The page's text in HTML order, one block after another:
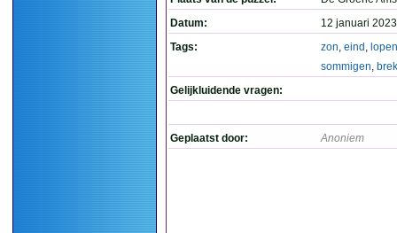
Datum:
12 januari
Tags:
zon, eind , lopen
sommigen,
Gelijkluidende vragen:
Geplaatst door: Anoniem